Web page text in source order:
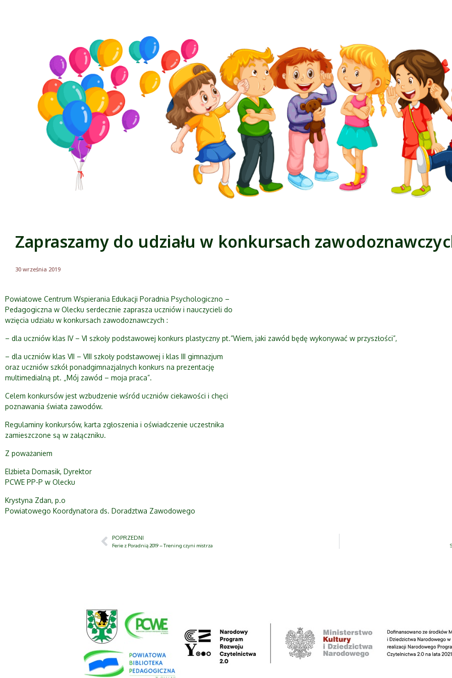
Zapraszamy do udziału w konkursach
30 września 2019
Powiatowe Centrum Wspierania Edukacji Poradnia Psychologiczno –
Pedagogiczna w Olecku serdecznie zaprasza uczniów i nauczycieli do
wzięcia udziału w konkursach zawodoznawczych :
– dla uczniów klas IV – VI szkoły podstawowej konkurs plastyczny pt.”Wiem, jaki zawód będę wykonywać w przyszłości”,
– dla uczniów klas VII – VIII szkoły podstawowej i klas III gimnazjum
oraz uczniów szkół ponadgimnazjalnych konkurs na prezentację
multimedialną pt. „Mój zawód – moja praca”.
Celem konkursów jest wzbudzenie wśród uczniów ciekawości i chęci
poznawania świata zawodów.
Regulaminy konkursów, karta zgłoszenia i oświadczenie uczestnika
zamieszczone są w załączniku.
Z poważaniem
Elżbieta Domasik, Dyrektor
PCWE PP-P w Olecku
Krystyna Zdan, p.o
Powiatowego Koordynatora ds. Doradztwa Zawodowego
POPRZEDNI
Ferie z Poradnią 2019 – Trening czyni mistrza